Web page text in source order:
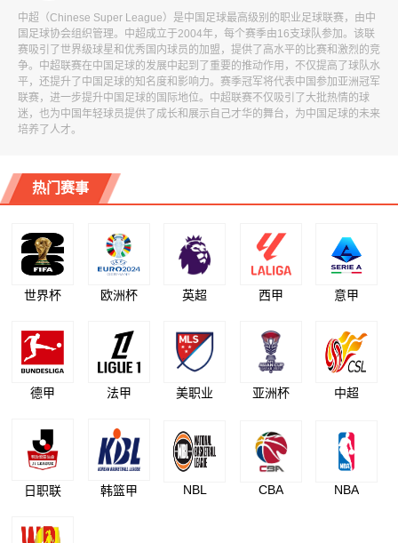
中超（Chinese Super League）是中国足球最高级别的职业足球联赛，由中
国足球协会组织管理。中超成立于2004年，每个赛季由16支球队参加。该联
赛吸引了世界级球星和优秀国内球员的加盟，提供了高水平的比赛和激烈的竞
争。中超联赛在中国足球的发展中起到了重要的推动作用，不仅提高了球队水
平，还提升了中国足球的知名度和影响力。赛季冠军将代表中国参加亚洲冠军
联赛，进一步提升中国足球的国际地位。中超联赛不仅吸引了大批热情的球
迷，也为中国年轻球员提供了成长和展示自己才华的舞台，为中国足球的未来
培养了人才。
热门赛事
世界杯 欧洲杯 英超 西甲 意甲
德甲 法甲 美职业 亚洲杯 中超
日职联 韩篮甲 NBL CBA NBA